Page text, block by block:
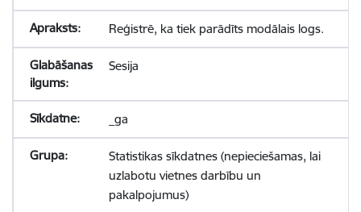
Reģistrē, ka tiek parādīts modālais logs.
Sesija
_ga
Statistikas sīkdatnes (nepieciešamas, lai
uzlabotu vietnes darbību un
pakalpojumus)